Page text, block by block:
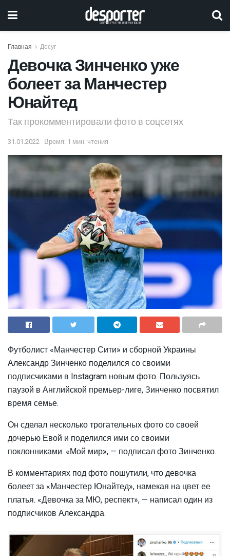
Главная Досуг
Девочка Зинченко уже
болеет за Манчестер
Юнайтед
Так прокомментировали фото в соцсетях
31.01.2022 Время: 1 мин. чтения
Футболист «Манчестер Сити» и сборной Украины
Александр Зинченко поделился со своими
подписчиками в Instagram новым фото. Пользуясь
паузой в Английской премьер-лиге, Зинченко посвятил
время семье.
Он сделал несколько трогательных фото со своей
дочерью Евой и поделился ими со своими
поклонниками. «Мой мир», — подписал фото Зинченко.
В комментариях под фото пошутили, что девочка
болеет за «Манчестер Юнайтед», намекая на цвет ее
платья. «Девочка за МЮ, респект», — написал один из
подписчиков Александра.